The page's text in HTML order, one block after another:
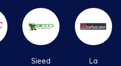
Sieed
La